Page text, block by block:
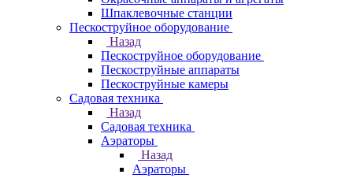
Шпаклевочные станции
Пескоструйное оборудование
Назад
Пескоструйное оборудование
Пескоструйные аппараты
Пескоструйные камеры
Садовая техника
Назад
Садовая техника
Аэраторы
Назад
Аэраторы